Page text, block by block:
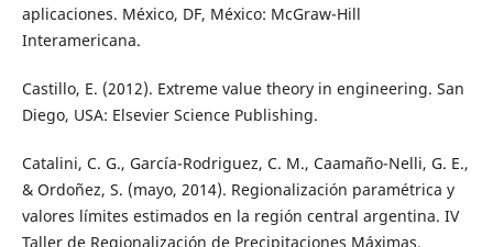
aplicaciones. México, DF, México: McGraw-Hill
Interamericana.
Castillo, E. (2012). Extreme value theory in engineering. San
Diego, USA: Elsevier Science Publishing.
Catalini, C. G., García-Rodriguez, C. M., Caamaño-Nelli, G. E.,
& Ordoñez, S. (mayo, 2014). Regionalización paramétrica y
valores límites estimados en la región central argentina. IV
Taller de Regionalización de Precipitaciones Máximas,